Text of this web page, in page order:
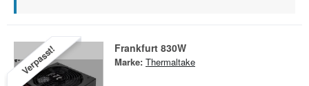
Verpasst! Frankfurt 830W
Marke: Thermaltake